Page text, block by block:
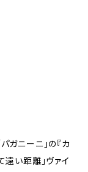
ガニーニ」の『カ
遠い距離」ヴァイ